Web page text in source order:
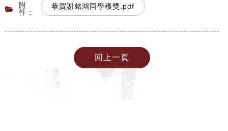
附
件：
恭賀謝銘鴻同學穫獎.pdf
回上一頁